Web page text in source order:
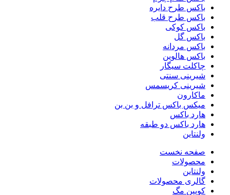
باکس طرح دایره
باکس طرح قلب
باکس کوکی
باکس گل
باکس مردانه
باکس هالوین
چاکلت سیگار
شیرینی سنتی
شیرینی کریسمس
ماکارون
میکس باکس ترافل و بن بن
هارد باکس
هارد باکس دو طبقه
ولنتاین
صفحه نخست
محصولات
ولنتاین
گالری محصولات
کویین مگ